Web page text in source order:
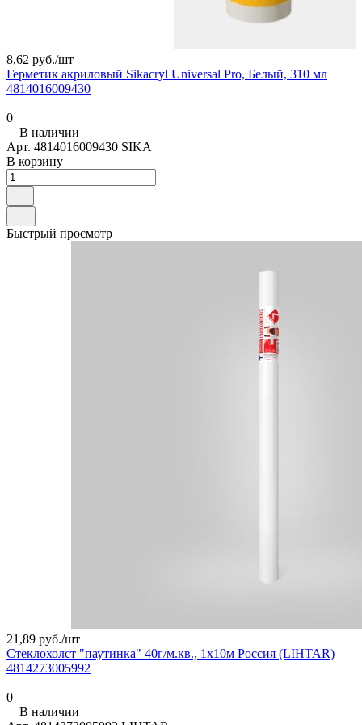
8,62 руб./шт
Герметик акриловый Sikacryl Universal Pro, Белый, 310 мл
4814016009430
0
В наличии
Арт. 4814016009430 SIKA
В корзину
Быстрый просмотр
21,89 руб./шт
Стеклохолст "паутинка" 40г/м.кв., 1х10м Россия (LIHTAR)
4814273005992
0
В наличии